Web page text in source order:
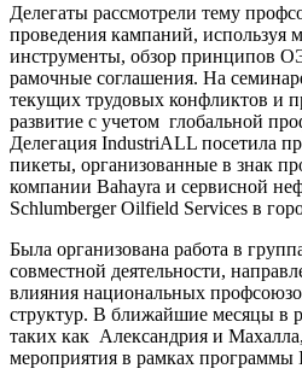
Делегаты рассмотрели тему
проведения кампаний, используя
инструменты, обзор принципов
рамочные соглашения. На
текущих трудовых конфликтов и
развитие с учетом глобальной
Делегация IndustriALL посетила
пикеты, организованные в знак
компании Bahayra и сервисной
Schlumberger Oilfield Services в
Была организована работа в
совместной деятельности,
влияния национальных
структур. В ближайшие месяцы в
таких как Александрия и
мероприятия в рамках